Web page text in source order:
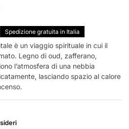
Spedizione gratuita in Italia
è un viaggio spirituale in cui il
Legno di oud, zafferano,
l’atmosfera di una nebbia
lasciando spazio al calore